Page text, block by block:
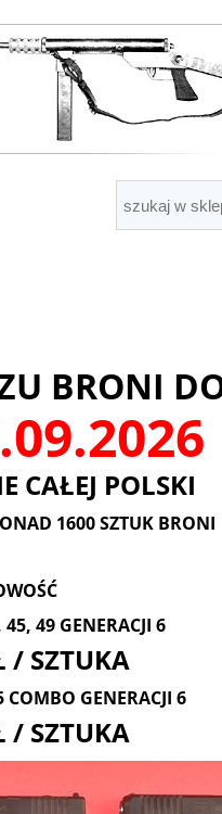
BRONI
CAŁEJ POLSKI
1600 SZTUK BRONI
49 GENERACJI 6
/ SZTUKA
COMBO GENERACJI 6
/ SZTUKA